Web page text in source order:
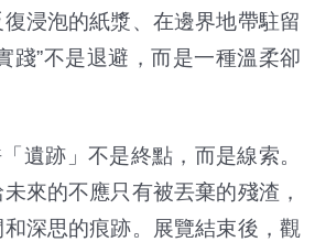
浸泡的紙漿、在邊界地帶駐留
踐”不是退避，而是一種溫柔卻
遺跡」不是終點，而是線索。
來的不應只有被丟棄的殘渣，
深思的痕跡。展覽結束後，觀